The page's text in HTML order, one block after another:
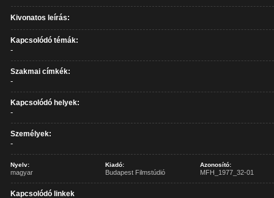
Kivonatos leírás:
Kapcsolódó témák:
-
Szakmai címkék:
-
Kapcsolódó helyek:
-
Személyek:
-
Nyelv:
magyar
Kiadó:
Budapest Filmstúdió
Azonosító:
MFH_1977_32-01
Kapcsolódó linkek